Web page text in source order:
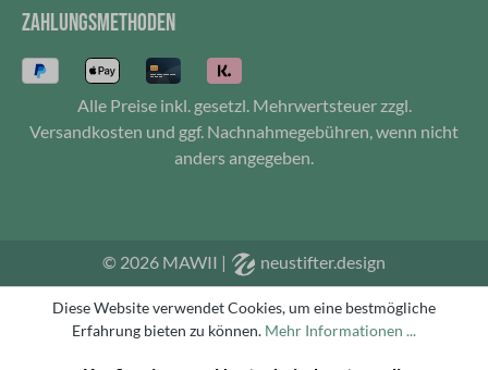
ZAHLUNGSMETHODEN
Alle Preise inkl. gesetzl. Mehrwertsteuer zzgl.
Versandkosten und ggf. Nachnahmegebühren, wenn nicht
anders angegeben.
© 2026 MAWII | neustifter.design
Diese Website verwendet Cookies, um eine bestmögliche
Erfahrung bieten zu können. Mehr Informationen ...